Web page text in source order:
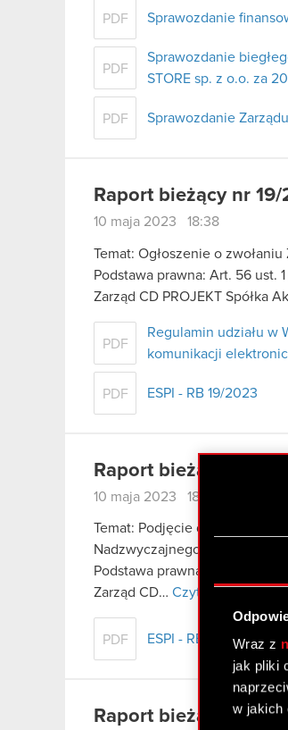
Wraz z
jak pliki
w jakich
PDF Sprawozdanie
PDF
Sprawozdanie
STORE sp. z o.o. za
PDF Sprawozdanie
Raport bieżący nr
10 maja 2023 18:38
Temat: Ogłoszenie o
Podstawa prawna: Art. 56 ust.
Zarząd CD PROJEKT Spółka
PDF
Regulamin udziału w
komunikacji
PDF ESPI - RB 19/2023
Raport bieżący nr 18/
10 maja 2023 18:22
Temat: Podjęcie decyzji o
Nadzwyczajnego Walnego
Podstawa prawna: Art. 17 ust.1
Zarząd CD… Czytaj dalej
PDF ESPI - RB 18/2023
Raport bieżący nr